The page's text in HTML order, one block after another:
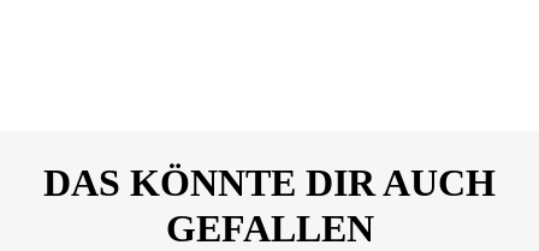
DAS KÖNNTE DIR AUCH
GEFALLEN